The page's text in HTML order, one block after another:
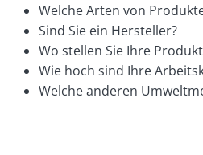
Welche Arten von
Sind Sie ein Hersteller?
Wo stellen Sie Ihre
Wie hoch sind Ihre
Welche anderen